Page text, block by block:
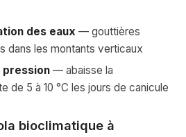
des eaux — gouttières
dans les montants verticaux
pression — abaisse la
de 5 à 10 °C les jours de canicule
bioclimatique à